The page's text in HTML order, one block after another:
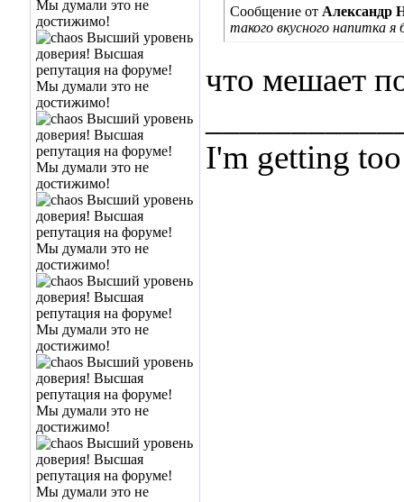
Сообщение от Александр
такого вкусного напитка я
что мешает
I'm getting